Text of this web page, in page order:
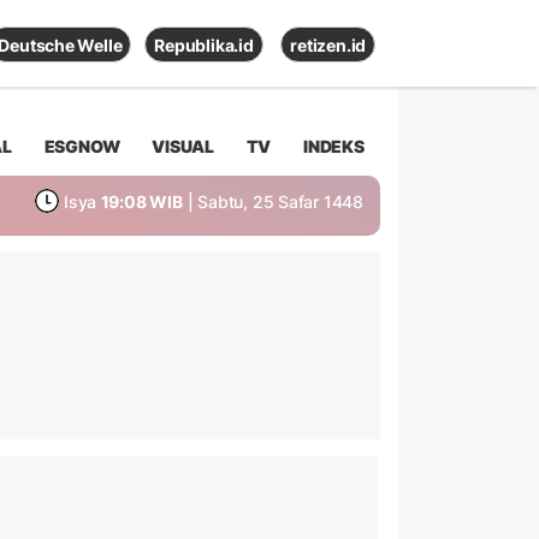
Deutsche Welle Republika.id retizen.id
ESGNOW VISUAL TV INDEKS
Isya 19:08 WIB | Sabtu, 25 Safar 1448